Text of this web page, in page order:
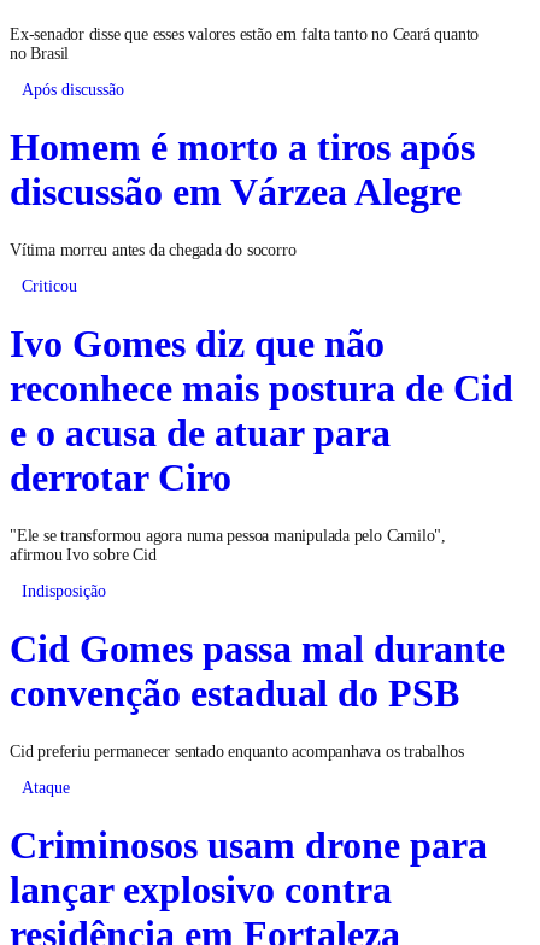
Ex-senador disse que esses valores estão em falta tanto no Ceará quanto
no Brasil
Após discussão
Homem é morto a tiros após
discussão em Várzea Alegre
Vítima morreu antes da chegada do socorro
Criticou
Ivo Gomes diz que não
reconhece mais postura de Cid
e o acusa de atuar para
derrotar Ciro
"Ele se transformou agora numa pessoa manipulada pelo Camilo",
afirmou Ivo sobre Cid
Indisposição
Cid Gomes passa mal durante
convenção estadual do PSB
Cid preferiu permanecer sentado enquanto acompanhava os trabalhos
Ataque
Criminosos usam drone para
lançar explosivo contra
residência em Fortaleza